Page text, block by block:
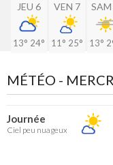
JEU 6
13° 24°
VEN 7
11° 25°
SAM
13°
MÉTÉO -
Journée
Ciel peu nuageux